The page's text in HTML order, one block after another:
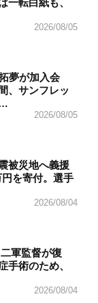
一転白紙も、
2026/08/05
夢が加入会
、サンフレッ
2026/08/05
被災地へ義援
を寄付。選手
2026/08/04
軍監督が復
手術のため、
2026/08/04